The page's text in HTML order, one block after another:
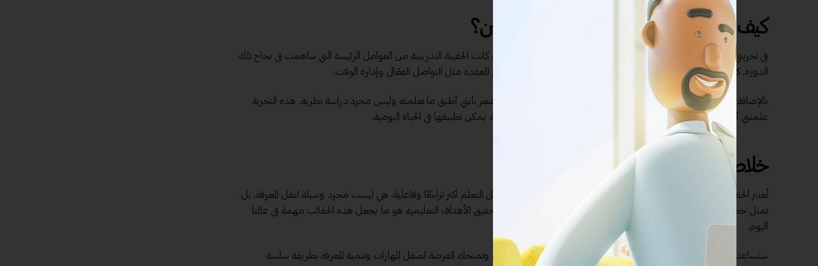
كيف تؤثر الحقائب التدريبية على المتدربين؟
في تجربتي الخاصة، عندما التحققت بدورة تدريبية في تطوير المهارات الشخصية، كانت الحقيبة التدريبية من العوامل الرئيسة التي ساهمت في نجاح تلك
الدورة. كانت المادة منظمة وموزعة بشكل مناسب، مما سهل فهم المواضيع المعقدة مثل التواصل الفعّال وإدارة الوقت.
بالإضافة إلى ذلك، كان لدي فرصة لتجربة الأنشطة التطبيقية، والتي جعلتني أشعر بأنني أطبق ما تعلمته وليس مجرد دراسة نظرية. هذه التجربة
علمتني أهمية الحقائب التدريبية في تحويل المفاهيم المجردة إلى مهارات عملية يمكن تطبيقها في الحياة اليومية.
خلاصة
تُعتبر الحقائب التدريبية أدوات حيوية في عالم التعلم والتطوير المهني، حيث تجعل التعلم أكثر ترابطًا وفاعلية. هي ليست مجرد وسيلة لنقل المعرفة، بل
تمثل خطوة نحو احترافية في تقديم الدورات التدريبية. تعزيز تجربة المتعلم وتحقيق الأهداف التعليمية هو ما يجعل هذه الحقائب مهمة في عالمنا
اليوم.
ستساعدك الحقائب التدريبية في تحقيق أهدافك، سواء كنت مدربًا أو متعلمًا، وتمنحك الفرصة لصقل المهارات وتنمية المعرفة بطريقة سلسة